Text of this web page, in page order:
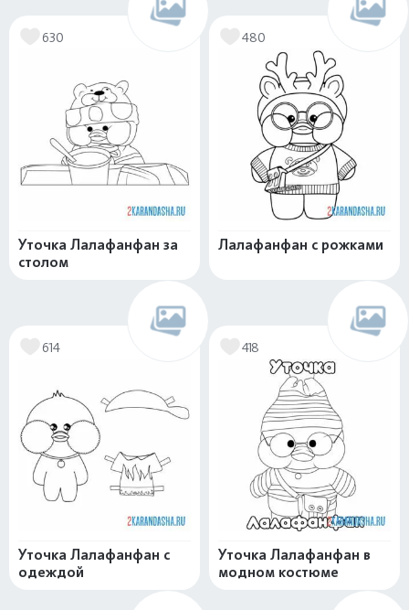
630
Уточка Лалафанфан за
столом
480
Лалафанфан с рожками
614
Уточка Лалафанфан с
одеждой
418
Уточка Лалафанфан в
модном костюме